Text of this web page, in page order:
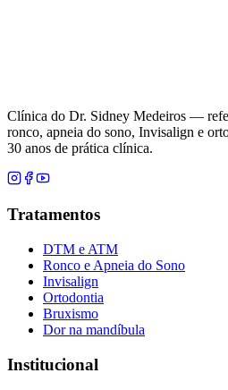
Clínica do Dr. Sidney Medeiros —
ronco, apneia do sono, Invisalign e
30 anos de prática clínica.
Tratamentos
DTM e ATM
Ronco e Apneia do Sono
Invisalign
Ortodontia
Bruxismo
Dor na mandíbula
Institucional